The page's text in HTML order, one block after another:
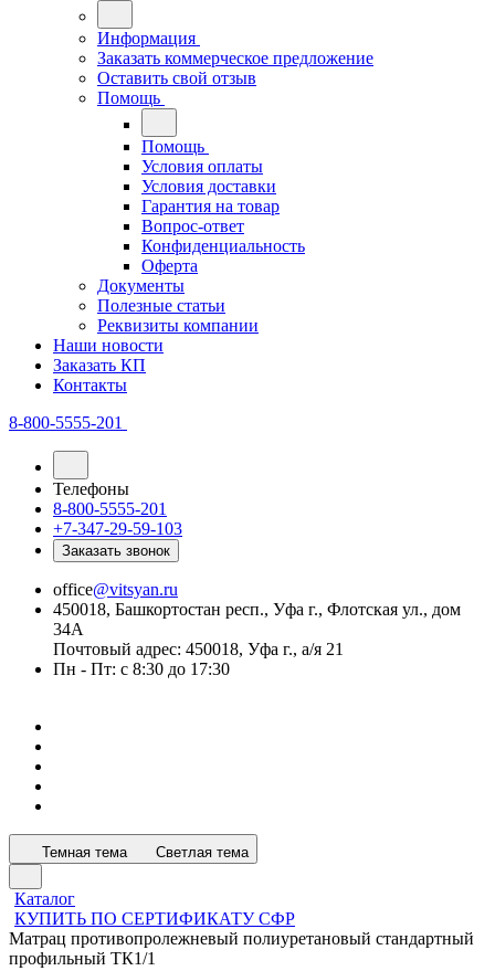
Информация
Заказать коммерческое предложение
Оставить свой отзыв
Помощь
Помощь
Условия оплаты
Условия доставки
Гарантия на товар
Вопрос-ответ
Конфиденциальность
Оферта
Документы
Полезные статьи
Реквизиты компании
Наши новости
Заказать КП
Контакты
8-800-5555-201
Телефоны
8-800-5555-201
+7-347-29-59-103
Заказать звонок
office@vitsyan.ru
450018, Башкортостан респ., Уфа г., Флотская ул., дом
34А
Почтовый адрес: 450018, Уфа г., а/я 21
Пн - Пт: с 8:30 до 17:30
Темная тема Светлая тема
Каталог
КУПИТЬ ПО СЕРТИФИКАТУ СФР
Матрац противопролежневый полиуретановый стандартный
профильный ТК1/1